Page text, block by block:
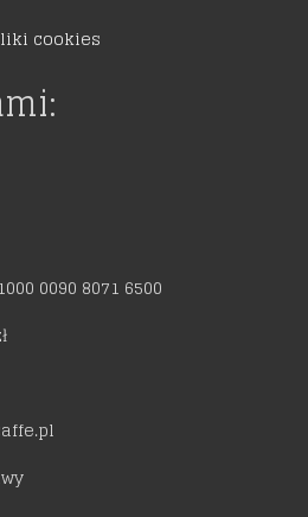
cookies
0090 8071 6500